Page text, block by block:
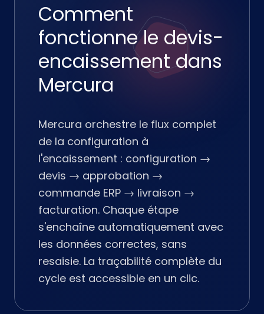
Comment
fonctionne le devis-
encaissement dans
Mercura
Mercura orchestre le flux complet
de la configuration à
l'encaissement : configuration →
devis → approbation →
commande ERP → livraison →
facturation. Chaque étape
s'enchaîne automatiquement avec
les données correctes, sans
resaisie. La traçabilité complète du
cycle est accessible en un clic.